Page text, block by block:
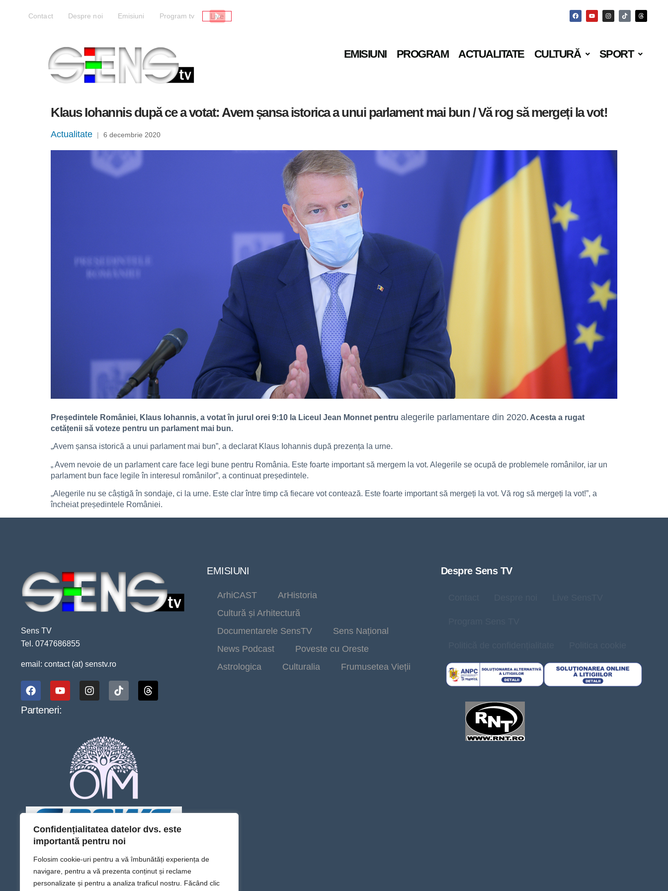
Confidențialitatea datelor dvs. este
importantă pentru noi
Folosim cookie-uri pentru a vă îmbunătăți experiența de
navigare, pentru a vă prezenta conținut și reclame
personalizate și pentru a analiza traficul nostru. Făcând clic
Contact Despre noi Emisiuni Program tv Live
EMISIUNI PROGRAM ACTUALITATE CULTURĂ SPORT
Klaus Iohannis după ce a votat: Avem șansa istorica a unui parlament mai bun / Vă rog să mergeți la vot!
Actualitate | 6 decembrie 2020
Președintele României, Klaus Iohannis, a votat în jurul orei 9:10 la Liceul Jean Monnet pentru alegerile parlamentare din 2020. Acesta a rugat
cetățenii să voteze pentru un parlament mai bun.
„Avem șansa istorică a unui parlament mai bun”, a declarat Klaus Iohannis după prezența la urne.
„ Avem nevoie de un parlament care face legi bune pentru România. Este foarte important să mergem la vot. Alegerile se ocupă de problemele românilor, iar un
parlament bun face legile în interesul românilor”, a continuat președintele.
„Alegerile nu se câștigă în sondaje, ci la urne. Este clar între timp că fiecare vot contează. Este foarte important să mergeți la vot. Vă rog să mergeți la vot!”, a
încheiat președintele României.
Sens TV
Tel. 0747686855
email: contact (at) senstv.ro
Parteneri:
EMISIUNI
ArhiCAST
ArHistoria
Cultură și Arhitectură
Documentarele SensTV
Sens Național
News Podcast
Poveste cu Oreste
Astrologica
Culturalia Frumusetea Vieții
Despre Sens TV